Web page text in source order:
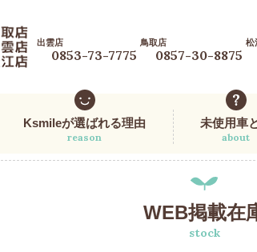
出雲店
0853-73-7775
鳥取店
0857-30-8875
松
Ksmileが選ばれる理由
reason
未使用車
about
WEB掲載在
stock